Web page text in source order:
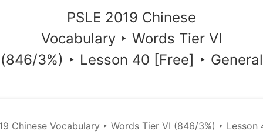
PSLE 2019 Chinese
Vocabulary ‣ Words Tier VI
(846/3%) ‣ Lesson 40 [Free] ‣ General
Chinese Vocabulary ‣ Words Tier VI (846/3%) ‣ Lesson